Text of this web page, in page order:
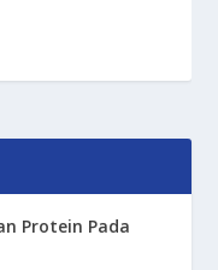
Protein Pada